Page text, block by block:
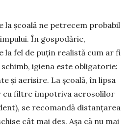
la școală ne petrecem probabil
În gospo­dărie,
la fel de puțin realistă cum ar fi
igiena este obligatorie:
și aerisire. La școală, în lipsa
cu filtre împotriva aerosolilor
se recomandă distanțarea
cât mai des. Așa că nu mai